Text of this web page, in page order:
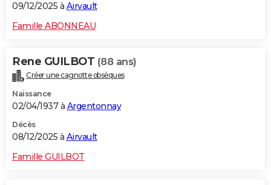
09/12/2025 à Airvault
Famille ABONNEAU
Rene GUILBOT (88 ans)
Créer une cagnotte obsèques
Naissance
02/04/1937 à Argentonnay
Décès
08/12/2025 à Airvault
Famille GUILBOT